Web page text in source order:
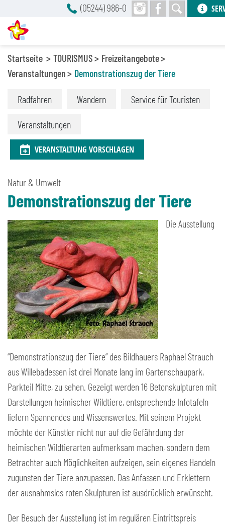
Startseite TOURISMUS
Freizeitangebote
Veranstaltungen
Demonstrationszug der Tiere
Radfahren Wandern Service für Touristen
Veranstaltungen
VERANSTALTUNG VORSCHLAGEN
Natur & Umwelt
Demonstrationszug der Tiere
Die Ausstellung
“Demonstrationszug der Tiere” des Bildhauers Raphael Strauch
aus Willebadessen ist drei Monate lang im Gartenschaupark,
Parkteil Mitte, zu sehen. Gezeigt werden 16 Betonskulpturen mit
Darstellungen heimischer Wildtiere, entsprechende Infotafeln
liefern Spannendes und Wissenswertes. Mit seinem Projekt
möchte der Künstler nicht nur auf die Gefährdung der
heimischen Wildtierarten aufmerksam machen, sondern dem
Betrachter auch Möglichkeiten aufzeigen, sein eigenes Handeln
zugunsten der Tiere anzupassen. Das Anfassen und Erklettern
der ausnahmslos roten Skulpturen ist ausdrücklich erwünscht.
Der Besuch der Ausstellung ist im regulären Eintrittspreis
(05244) 986-0